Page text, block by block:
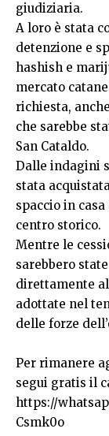
giudiziaria.
A loro è stata
detenzione e
hashish e
mercato
richiesta,
che sarebbe
San Cataldo.
Dalle indagini
stata
spaccio in
centro storico.
Mentre le
sarebbero
direttamente
adottate nel
delle forze
Per rimanere
segui gratis il
https://
Csmk0o